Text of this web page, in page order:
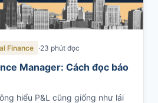
Finance 23 phút đọc
Manager: Cách đọc báo
hiểu P&L cũng giống như lái